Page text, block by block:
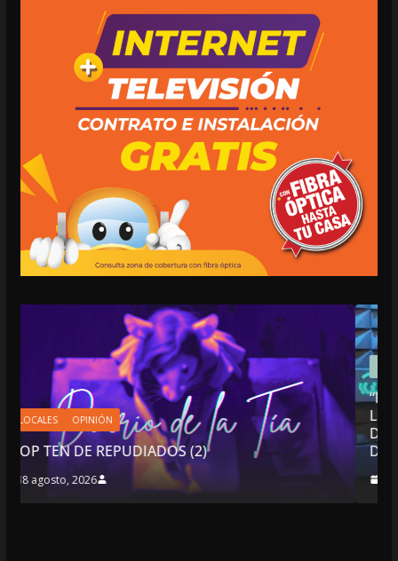
NACIONALES OPINIÓN
“NO VIVIMOS BUENOS TIEMPOS
LIBERTAD DE EXPRESIÓN NI
DEMOCRACIA EN MÉXICO”: LUIS
DESPIDIÓ DE MVS
8 agosto, 2026